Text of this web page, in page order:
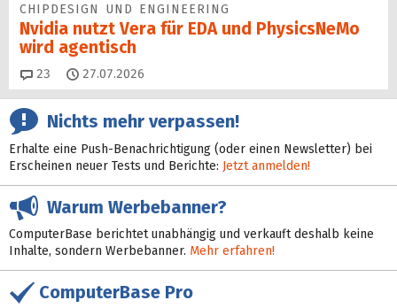
CHIPDESIGN UND ENGINEERING
Nvidia nutzt Vera für EDA und PhysicsNeMo
wird agentisch
23 Kommentare
27.07.2026
Nichts mehr verpassen!
Erhalte eine Push-Benachrichtigung (oder einen Newsletter) bei
Erscheinen neuer Tests und Berichte: Jetzt anmelden!
Warum Werbebanner?
ComputerBase berichtet unabhängig und verkauft deshalb keine
Inhalte, sondern Werbebanner. Mehr erfahren!
ComputerBase Pro